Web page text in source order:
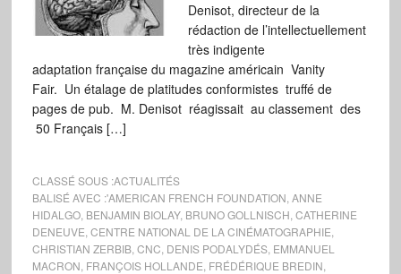
Denisot, directeur de la
rédaction de l’intellectuellement
très indigente
adaptation française du magazine américain Vanity
Fair. Un étalage de platitudes conformistes truffé de
pages de pub. M. Denisot réagissait au classement des
50 Français […]
CLASSÉ SOUS :ACTUALITÉS
BALISÉ AVEC :'AMERICAN FRENCH FOUNDATION ANNE
HIDALGO, BENJAMIN BIOLAY, BRUNO GOLLNISCH CATHERINE
DENEUVE CENTRE NATIONAL DE LA CINÉMATOGRAPHIE
CHRISTIAN ZERBIB, CNC DENIS PODALYDÉS, EMMANUEL
MACRON FRANÇOIS HOLLANDE FRÉDÉRIQUE BREDIN